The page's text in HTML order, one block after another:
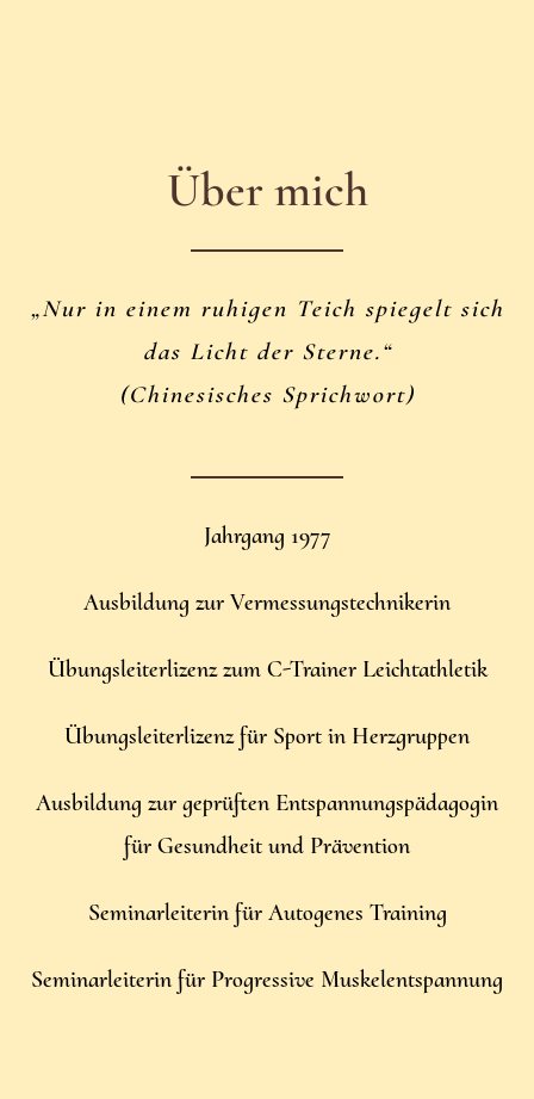
Über mich
„Nur in einem ruhigen Teich spiegelt sich
das Licht der Sterne.“
(Chinesisches Sprichwort)
Jahrgang 1977
Ausbildung zur Vermessungstechnikerin
Übungsleiterlizenz zum C-Trainer Leichtathletik
Übungsleiterlizenz für Sport in Herzgruppen
Ausbildung zur geprüften Entspannungspädagogin
für Gesundheit und Prävention
Seminarleiterin für Autogenes Training
Seminarleiterin für Progressive Muskelentspannung